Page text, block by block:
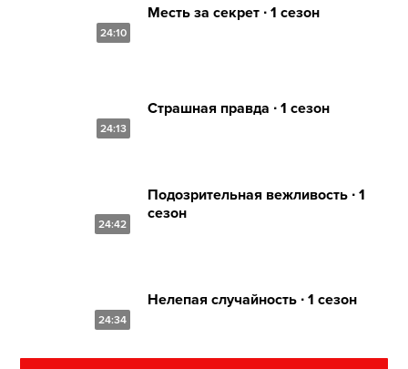
24:10
Месть за секрет ∙ 1 сезон
24:13
Страшная правда ∙ 1 сезон
24:42
Подозрительная вежливость ∙ 1
сезон
24:34
Нелепая случайность ∙ 1 сезон